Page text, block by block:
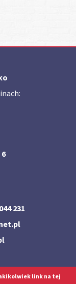
231
link na tej